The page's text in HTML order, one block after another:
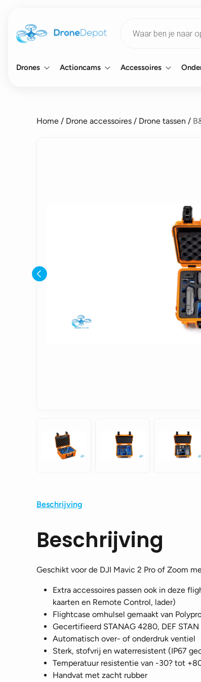
search
Drones Actioncams Accessoires
Home / Drone accessoires / Drone tassen /
Beschrijving
Beschrijving
Geschikt voor de DJI Mavic 2 Pro of Zoom
Extra accessoires passen ook in deze
kaarten en Remote Control, lader)
Flightcase omhulsel gemaakt van
Gecertifieerd STANAG 4280, DEF
Automatisch over- of onderdruk ventiel
Sterk, stofvrij en waterresistent (IP67
Temperatuur resistentie van -30? tot
Handvat met zacht rubber